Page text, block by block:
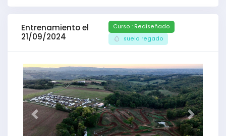
Entrenamiento el
21/09/2024
Curso : Rediseñado
suelo regado
Anterior Próximo